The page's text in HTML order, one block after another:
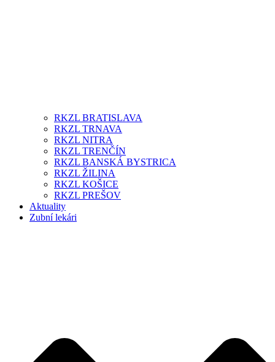
RKZL BRATISLAVA
RKZL TRNAVA
RKZL NITRA
RKZL TRENČÍN
RKZL BANSKÁ BYSTRICA
RKZL ŽILINA
RKZL KOŠICE
RKZL PREŠOV
Aktuality
Zubní lekári